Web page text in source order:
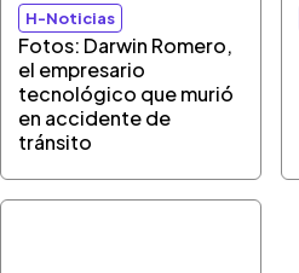
H-Noticias
Fotos: Darwin Romero,
el empresario
tecnológico que murió
en accidente de
tránsito